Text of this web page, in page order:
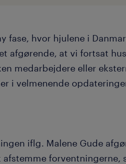
fase, hvor hjulene i
afgørende, at vi fortsat
medarbejdere eller
i velmenende
iflg. Malene Gude
forventningerne,